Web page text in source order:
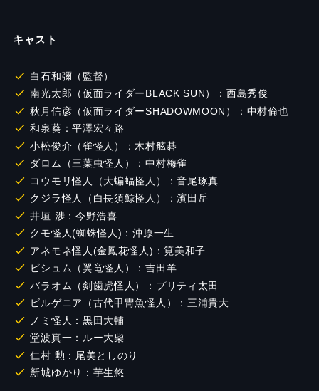
キャスト
白石和彌（監督）
南光太郎（仮面ライダーBLACK SUN）：西島秀俊
秋月信彦（仮面ライダーSHADOWMOON）：中村倫也
和泉葵：平澤宏々路
小松俊介（雀怪人）：木村舷碁
ダロム（三葉⾍怪⼈）：中村梅雀
コウモリ怪⼈（⼤蝙蝠怪⼈）：音尾琢真
クジラ怪⼈（⽩⻑須鯨怪⼈）：濱田岳
井垣 渉：今野浩喜
クモ怪人(蜘蛛怪人)：沖原一生
アネモネ怪人(金鳳花怪人)：筧美和子
ビシュム（翼⻯怪⼈）：吉田羊
バラオム（剣⻭⻁怪⼈）：プリティ太田
ビルゲニア（古代甲冑⿂怪⼈）：三浦貴大
ノミ怪人：黒田大輔
堂波真一：ルー大柴
仁村 勲：尾美としのり
新城ゆかり：芋生悠